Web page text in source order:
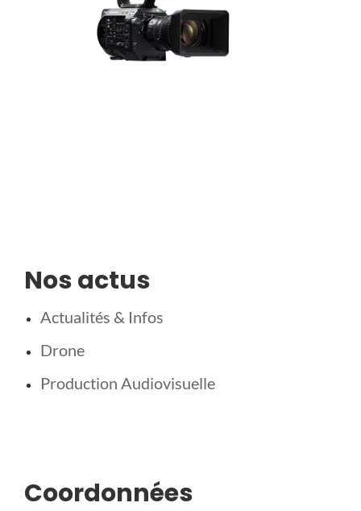
Nos actus
Actualités & Infos
Drone
Production Audiovisuelle
Coordonnées